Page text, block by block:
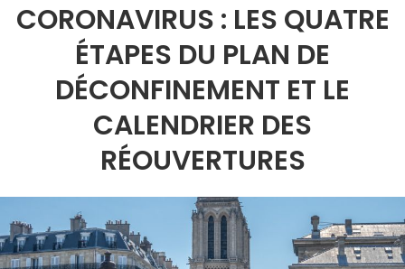
CORONAVIRUS : LES QUATRE
ÉTAPES DU PLAN DE
DÉCONFINEMENT ET LE
CALENDRIER DES
RÉOUVERTURES